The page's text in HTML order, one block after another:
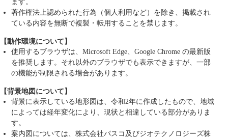
著作権法上認められた行為（個人利用など）を除き、掲載され
ている内容を無断で複製・転用することを禁じます。
【動作環境について】
使用するブラウザは、Microsoft Edge、Google Chrome の最新版
を推奨します。それ以外のブラウザでも表示できますが、一部
の機能が制限される場合があります。
【背景地図について】
背景に表示している地形図は、令和2年に作成したもので、地域
によっては経年変化により、現状と相違している部分がありま
す。
案内図については、株式会社パスコ及びジオテクノロジーズ株